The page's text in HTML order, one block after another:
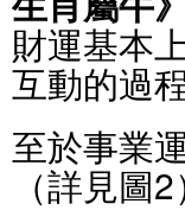
財運基本
互動的過
至於事業
（詳見圖2